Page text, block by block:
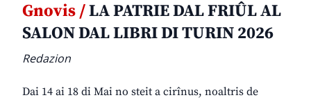
Gnovis /LA PATRIE DAL FRIÛL AL
SALON DAL LIBRI DI TURIN 2026
Redazion
Dai 14 ai 18 di Mai no steit a cirînus, noaltris de